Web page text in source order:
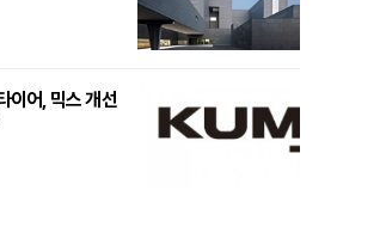
이어, 믹스 개선